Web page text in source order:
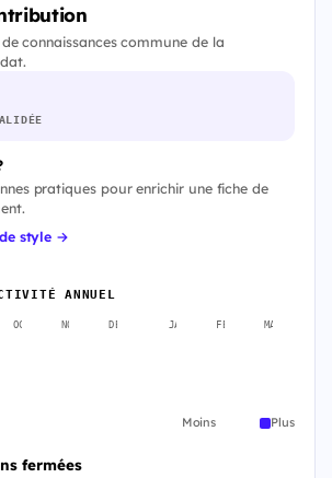
connaissances commune de la
pratiques pour enrichir une fiche de
style →
ANNUEL
OCT. NOV. DÉC. JANV. FÉVR. MARS
Moins Plus
fermées